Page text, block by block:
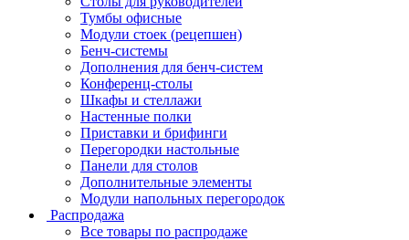
Тумбы офисные
Модули стоек (рецепшен)
Бенч-системы
Дополнения для бенч-систем
Конференц-столы
Шкафы и стеллажи
Настенные полки
Приставки и брифинги
Перегородки настольные
Панели для столов
Дополнительные элементы
Модули напольных перегородок
Распродажа
Все товары по распродаже